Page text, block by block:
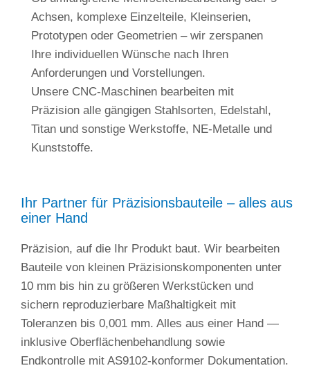
Achsen, komplexe Einzelteile, Kleinserien,
Prototypen oder Geometrien – wir zerspanen
Ihre individuellen Wünsche nach Ihren
Anforderungen und Vorstellungen.
Unsere CNC-Maschinen bearbeiten mit
Präzision alle gängigen Stahlsorten, Edelstahl,
Titan und sonstige Werkstoffe, NE-Metalle und
Kunststoffe.
Ihr Partner für Präzisionsbauteile – alles aus
einer Hand
Präzision, auf die Ihr Produkt baut. Wir bearbeiten
Bauteile von kleinen Präzisionskomponenten unter
10 mm bis hin zu größeren Werkstücken und
sichern reproduzierbare Maßhaltigkeit mit
Toleranzen bis 0,001 mm. Alles aus einer Hand —
inklusive Oberflächenbehandlung sowie
Endkontrolle mit AS9102-konformer Dokumentation.